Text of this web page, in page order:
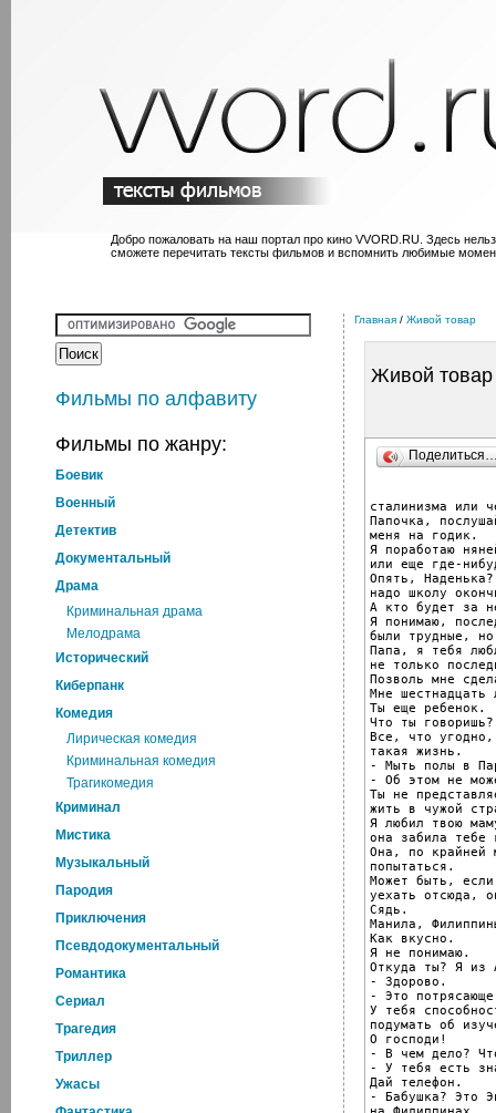
Добро пожаловать на наш портал про кино VVORD.RU. Здесь
сможете перечитать тексты фильмов и вспомнить любимые
Фильмы по алфавиту
Фильмы по жанру:
Боевик
Военный
Детектив
Документальный
Драма
Криминальная драма
Мелодрама
Исторический
Киберпанк
Комедия
Лирическая комедия
Криминальная комедия
Трагикомедия
Криминал
Мистика
Музыкальный
Пародия
Приключения
Псевдодокументальный
Романтика
Cериал
Трагедия
Триллер
Ужасы
Главная / Живой товар
Живой товар
сталинизма или
Папочка,
меня на годик.
Я поработаю
или еще где-
Опять,
надо школу
А кто будет за
Я понимаю,
были трудные,
Папа, я тебя
не только
Позволь мне
Мне шестнадцать
Ты еще ребенок.
Что ты
Все, что
такая жизнь.
- Мыть полы в
- Об этом не
Ты не
жить в чужой
Я любил твою
она забила тебе
Она, по крайней
попытаться.
Может быть,
уехать отсюда,
Сядь.
Манила,
Как вкусно.
Я не понимаю.
Откуда ты? Я из
- Здорово.
- Это
У тебя
подумать об
О господи!
- В чем дело?
- У тебя есть
Дай телефон.
- Бабушка? Это